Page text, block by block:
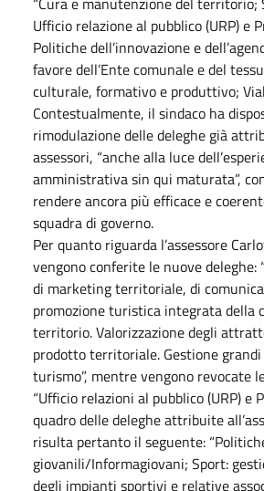
Ufficio relazione al pubblico (URP) e
Politiche dell’innovazione e
favore dell’Ente comunale e del
culturale, formativo e produttivo;
Contestualmente, il sindaco ha
rimodulazione delle deleghe già
assessori, “anche alla luce
amministrativa sin qui maturata”,
rendere ancora più efficace e
squadra di governo.
Per quanto riguarda l’assessore
vengono conferite le nuove deleghe:
di marketing territoriale, di
promozione turistica integrata della
territorio. Valorizzazione degli
prodotto territoriale. Gestione
turismo”, mentre vengono revocate
“Ufficio relazioni al pubblico (URP) e
quadro delle deleghe attribuite
risulta pertanto il seguente:
giovanili/Informagiovani; Sport:
degli impianti sportivi e relative